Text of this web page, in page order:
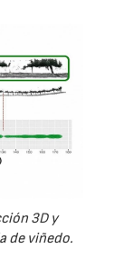
3D y
de viñedo.